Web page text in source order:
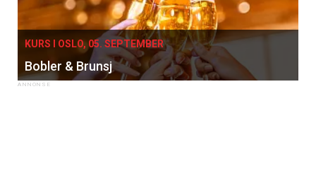
KURS I OSLO, 05. SEPTEMBER
Bobler & Brunsj